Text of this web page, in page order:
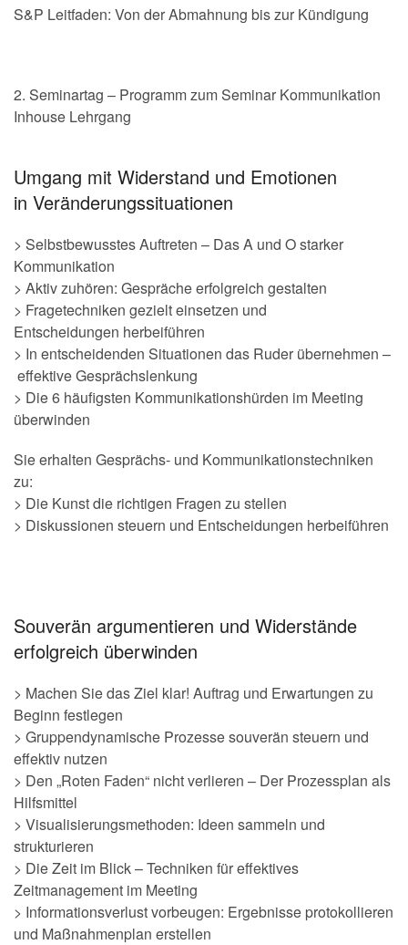
S&P Leitfaden: Von der Abmahnung bis zur Kündigung
2. Seminartag – Programm zum Seminar Kommunikation
Inhouse Lehrgang
Umgang mit Widerstand und Emotionen
in Veränderungssituationen
> Selbstbewusstes Auftreten – Das A und O starker
Kommunikation
> Aktiv zuhören: Gespräche erfolgreich gestalten
> Fragetechniken gezielt einsetzen und
Entscheidungen herbeiführen
> In entscheidenden Situationen das Ruder übernehmen –
effektive Gesprächslenkung
> Die 6 häufigsten Kommunikationshürden im Meeting
überwinden
Sie erhalten Gesprächs- und Kommunikationstechniken
zu:
> Die Kunst die richtigen Fragen zu stellen
> Diskussionen steuern und Entscheidungen herbeiführen
Souverän argumentieren und Widerstände
erfolgreich überwinden
> Machen Sie das Ziel klar! Auftrag und Erwartungen zu
Beginn festlegen
> Gruppendynamische Prozesse souverän steuern und
effektiv nutzen
> Den „Roten Faden“ nicht verlieren – Der Prozessplan als
Hilfsmittel
> Visualisierungsmethoden: Ideen sammeln und
strukturieren
> Die Zeit im Blick – Techniken für effektives
Zeitmanagement im Meeting
> Informationsverlust vorbeugen: Ergebnisse protokollieren
und Maßnahmenplan erstellen